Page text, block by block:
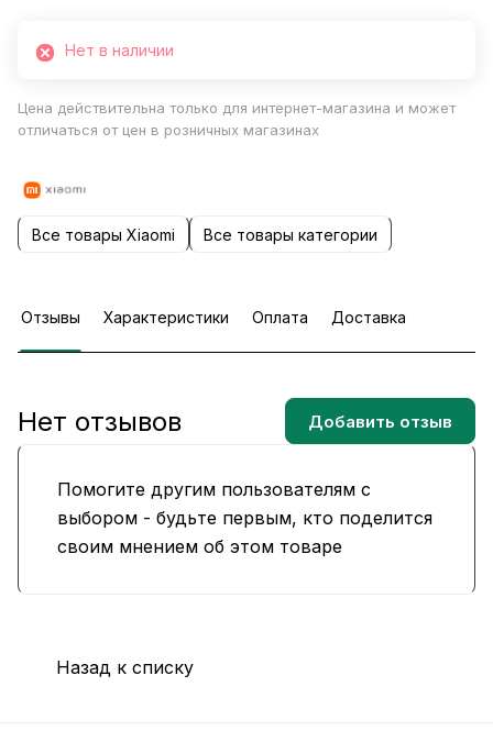
Нет в наличии
Цена действительна только для интернет-магазина и может
отличаться от цен в розничных магазинах
Все товары Xiaomi Все товары категории
Отзывы Характеристики Оплата Доставка
Помогите другим пользователям с
выбором - будьте первым, кто поделится
своим мнением об этом товаре
Нет отзывов Добавить отзыв
Назад к списку